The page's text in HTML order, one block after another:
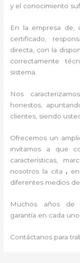
y el conocimiento
En la empresa de
certificado,
directa, con la
correctamente
sistema.
Nos
honestos,
clientes, siendo
Ofrecemos un
invitamos a que
características,
nosotros la cita ,
diferentes medios de
Muchos años de
garantía en cada
Contáctanos para